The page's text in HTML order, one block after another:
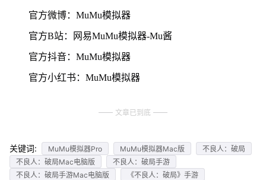
官方微博：MuMu模拟器
官方B站：网易MuMu模拟器-Mu酱
官方抖音：MuMu模拟器
官方小红书：MuMu模拟器
文章已到底
关键词: MuMu模拟器Pro MuMu模拟器Mac版
不良人：破局
不良人：破局Mac电脑版
不良人：破局手游
不良人：破局手游Mac电脑版
《不良人：破局》手游